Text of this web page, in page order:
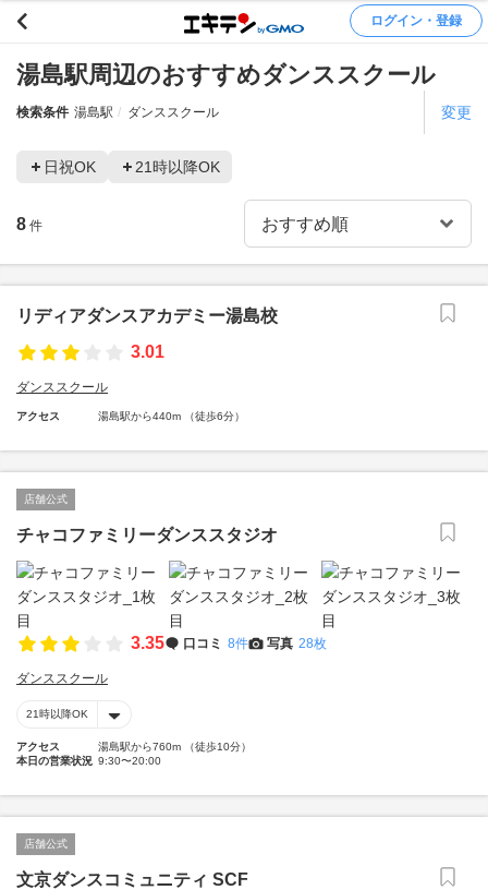
ログイン・登録
湯島駅周辺のおすすめダンススクール
検索条件 湯島駅 ダンススクール 変更
日祝OK 21時以降OK
8 件
リディアダンスアカデミー湯島校
3.01
ダンススクール
アクセス 湯島駅から440m （徒歩6分）
店舗公式
チャコファミリーダンススタジオ
3.35 口コミ 8件 写真 28枚
ダンススクール
21時以降OK
アクセス
湯島駅から760m （徒歩10分）
本日の営業状況 9:30〜20:00
店舗公式
文京ダンスコミュニティ SCF